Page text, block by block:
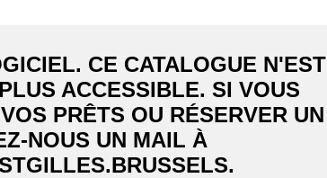
CE CATALOGUE N'EST
ACCESSIBLE. SI VOUS
PRÊTS OU RÉSERVER UN
NOUS UN MAIL À